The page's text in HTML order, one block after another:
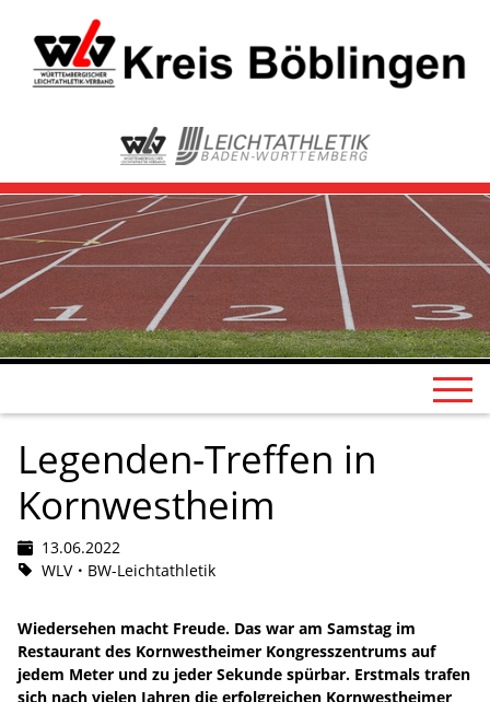
Legenden-Treffen in
Kornwestheim
13.06.2022
WLV
BW-Leichtathletik
Wiedersehen macht Freude. Das war am Samstag im
Restaurant des Kornwestheimer Kongresszentrums auf
jedem Meter und zu jeder Sekunde spürbar. Erstmals trafen
sich nach vielen Jahren die erfolgreichen Kornwestheimer